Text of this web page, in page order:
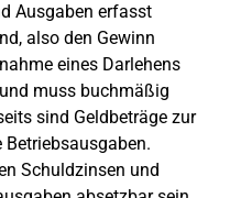
Ausgaben erfasst
also den Gewinn
eines Darlehens
muss buchmäßig
sind Geldbeträge zur
Schuldzinsen und